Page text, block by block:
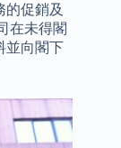
的促銷及
在未得閣
並向閣下